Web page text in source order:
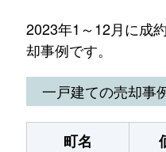
2023年1～12月に成
却事例です。
一戸建ての売却事
町名